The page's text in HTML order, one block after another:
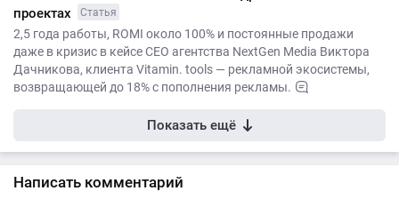
проектах
Статья
2,5 года работы, ROMI около 100% и постоянные продажи
даже в кризис в кейсе CEO агентства NextGen Media Виктора
Дачникова, клиента Vitamin. tools — рекламной экосистемы,
возвращающей до 18% с пополнения рекламы.
Показать ещё
Написать комментарий